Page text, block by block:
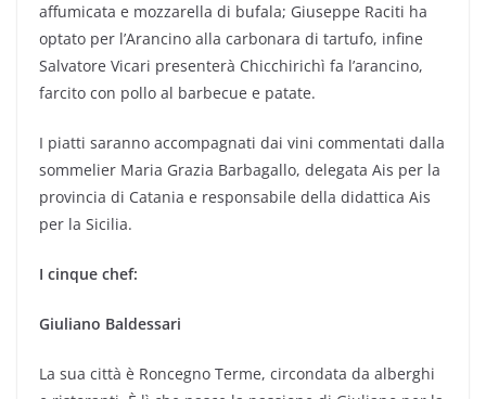
affumicata e mozzarella di bufala; Giuseppe Raciti ha
optato per l’Arancino alla carbonara di tartufo, infine
Salvatore Vicari presenterà Chicchirichì fa l’arancino,
farcito con pollo al barbecue e patate.
I piatti saranno accompagnati dai vini commentati dalla
sommelier Maria Grazia Barbagallo, delegata Ais per la
provincia di Catania e responsabile della didattica Ais
per la Sicilia.
I cinque chef:
Giuliano Baldessari
La sua città è Roncegno Terme, circondata da alberghi